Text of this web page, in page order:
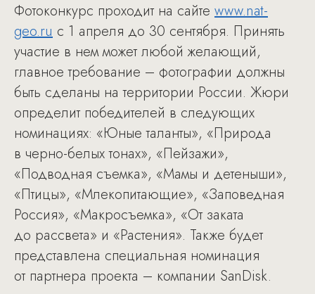
Фотоконкурс проходит на сайте www.nat-
geo.ru с 1 апреля до 30 сентября. Принять
участие в нем может любой желающий,
главное требование – фотографии должны
быть сделаны на территории России. Жюри
определит победителей в следующих
номинациях: «Юные таланты», «Природа
в черно-белых тонах», «Пейзажи»,
«Подводная съемка», «Мамы и детеныши»,
«Птицы», «Млекопитающие», «Заповедная
Россия», «Макросъемка», «От заката
до рассвета» и «Растения». Также будет
представлена специальная номинация
от партнера проекта – компании SanDisk.